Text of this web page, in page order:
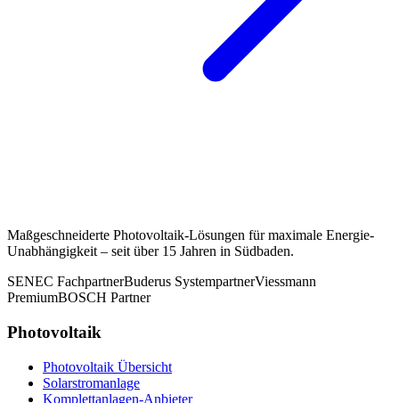
Maßgeschneiderte Photovoltaik-Lösungen für maximale Energie-
Unabhängigkeit – seit über 15 Jahren in Südbaden.
SENEC FachpartnerBuderus SystempartnerViessmann
PremiumBOSCH Partner
Photovoltaik
Photovoltaik Übersicht
Solarstromanlage
Komplettanlagen-Anbieter